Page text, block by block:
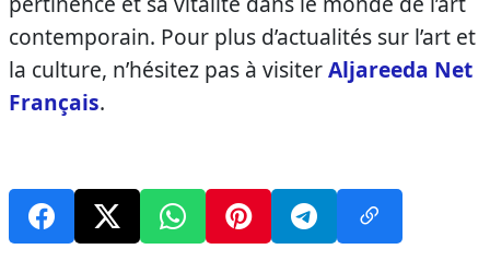
contemporain. Pour plus d’actualités sur l’art et
la culture, n’hésitez pas à visiterAljareeda Net
Français.